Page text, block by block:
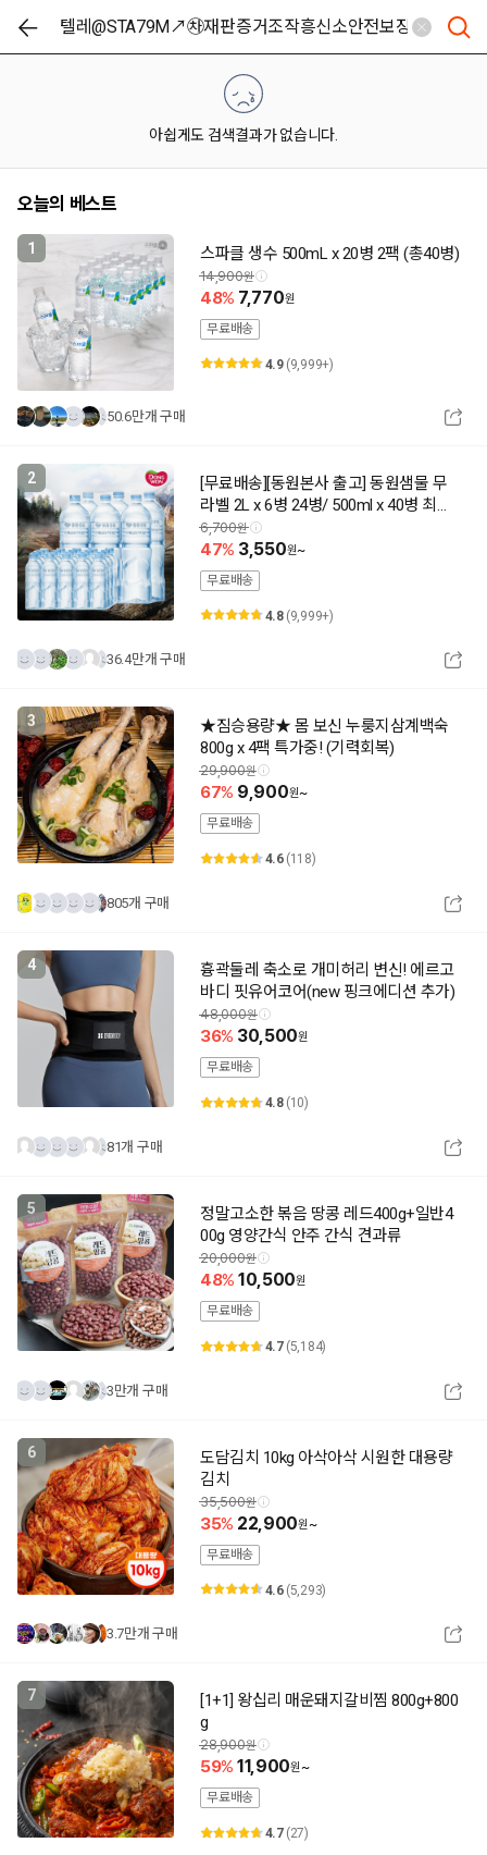
아쉽게도 검색결과가 없습니다.
오늘의 베스트
1 스파클 생수 500mL x 20병 2팩 (총40병)
14,900
48 7,770
무료배송
4.9 (9,999+)
50.6만개 구매
2
[무료배송][동원본사 출고] 동원샘물 무
라벨 2L x 6병 24병/ 500ml x 40병 최근
제조 상품출고 동원공식대리점
6,700
47 3,550
~
무료배송
4.8 (9,999+)
36.4만개 구매
3
★짐승용량★ 몸 보신 누룽지삼계백숙
800g x 4팩 특가중! (기력회복)
29,900
67 9,900
~
무료배송
4.6 (118)
805개 구매
4
흉곽둘레 축소로 개미허리 변신! 에르고
바디 핏유어코어(new 핑크에디션 추가)
48,000
36 30,500
무료배송
4.8 (10)
81개 구매
5
정말고소한 볶음 땅콩 레드400g+일반4
00g 영양간식 안주 간식 견과류
20,000
48 10,500
무료배송
4.7 (5,184)
3만개 구매
6
도담김치 10kg 아삭아삭 시원한 대용량
김치
35,500
35 22,900
~
무료배송
4.6 (5,293)
3.7만개 구매
7
[1+1] 왕십리 매운돼지갈비찜 800g+800
g
28,900
59 11,900
~
무료배송
4.7 (27)